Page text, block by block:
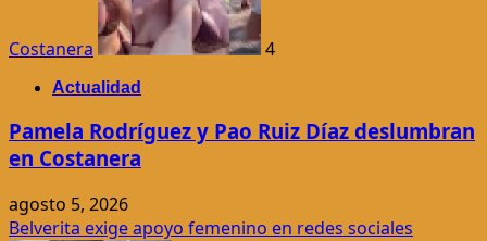
Costanera 4
Actualidad
Pamela Rodríguez y Pao Ruiz Díaz deslumbran
en Costanera
agosto 5, 2026
Belverita exige apoyo femenino en redes sociales